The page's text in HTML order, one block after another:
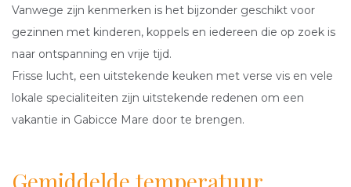
Vanwege zijn kenmerken is het bijzonder geschikt voor
gezinnen met kinderen, koppels en iedereen die op zoek is
naar ontspanning en vrije tijd.
Frisse lucht, een uitstekende keuken met verse vis en vele
lokale specialiteiten zijn uitstekende redenen om een
vakantie in Gabicce Mare door te brengen.
Gemiddelde temperatuur